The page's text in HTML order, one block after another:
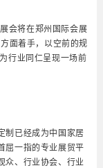
会将在郑州国际会展
面着手，以空前的规
行业同仁呈现一场前
制已经成为中国家居
屈一指的专业展贸平
、行业协会、行业